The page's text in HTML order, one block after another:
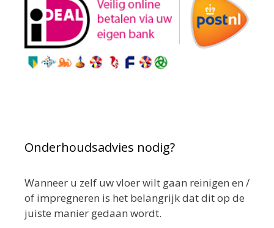
Onderhoudsadvies nodig?
Wanneer u zelf uw vloer wilt gaan reinigen en /
of impregneren is het belangrijk dat dit op de
juiste manier gedaan wordt.